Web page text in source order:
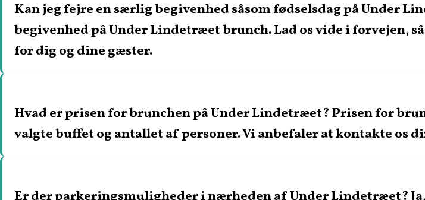
Kan jeg fejre en særlig begivenhed såsom fødselsdag på Under
begivenhed på Under Lindetræet brunch. Lad os vide i forvejen,
for dig og dine gæster.
Hvad er prisen for brunchen på Under Lindetræet? Prisen for
valgte buffet og antallet af personer. Vi anbefaler at kontakte os